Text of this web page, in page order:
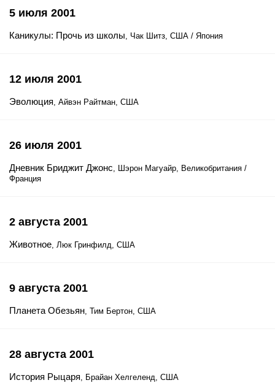
5 июля 2001
Каникулы: Прочь из школы, Чак Шитз, США / Япония
12 июля 2001
Эволюция, Айвэн Райтман, США
26 июля 2001
Дневник Бриджит Джонс, Шэрон Магуайр, Великобритания /
Франция
2 августа 2001
Животное, Люк Гринфилд, США
9 августа 2001
Планета Обезьян, Тим Бертон, США
28 августа 2001
История Рыцаря, Брайан Хелгеленд, США